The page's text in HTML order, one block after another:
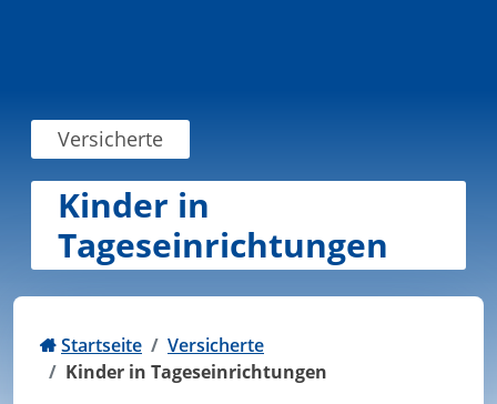
Versicherte
Kinder in
Tageseinrichtungen
Startseite
Versicherte
Kinder in Tageseinrichtungen